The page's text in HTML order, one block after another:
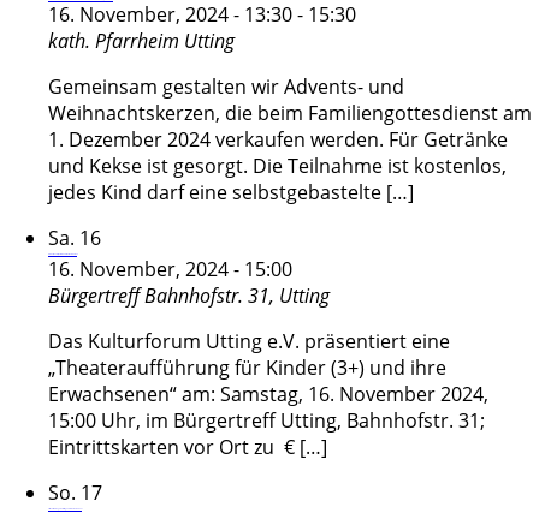
16. November, 2024 - 13:30- 15:30
kath. Pfarrheim Utting
Gemeinsam gestalten wir Advents- und
Weihnachtskerzen, die beim Familiengottesdienst am
1. Dezember 2024 verkaufen werden. Für Getränke
und Kekse ist gesorgt. Die Teilnahme ist kostenlos,
jedes Kind darf eine selbstgebastelte […]
Sa. 16
16. November, 2024 - 15:00
BürgertreffBahnhofstr. 31, Utting
Das Kulturforum Utting e.V. präsentiert eine
„Theateraufführung für Kinder (3+) und ihre
Erwachsenen“ am: Samstag, 16. November 2024,
15:00 Uhr, im Bürgertreff Utting, Bahnhofstr. 31;
Eintrittskarten vor Ort zu € […]
So. 17